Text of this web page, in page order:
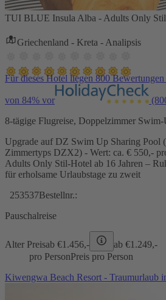
TUI BLUE Insula Alba - Adults Only
Griechenland - Kreta - Analipsis
Für dieses Hotel liegen 800
von 84% vor
8-tägige Flugreise, Doppelzimmer
Upgrade auf DZ Swim Up Sharing Pool
Zimmertyps DZX2) - Wert: ca. € 550,-
Adults Only Stil-Hotel ab 16 Jahren –
für erholsame Urlaubstage zu zweit
253537Bestellnr.:
Pauschalreise
Alter Preisab €1.456,- ab €1.249,-
pro PersonPreis pro Person
Kiwengwa Beach Resort - Traumurlaub